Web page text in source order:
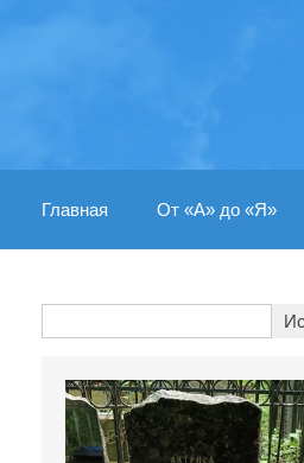
Главная От «А» до «Я»